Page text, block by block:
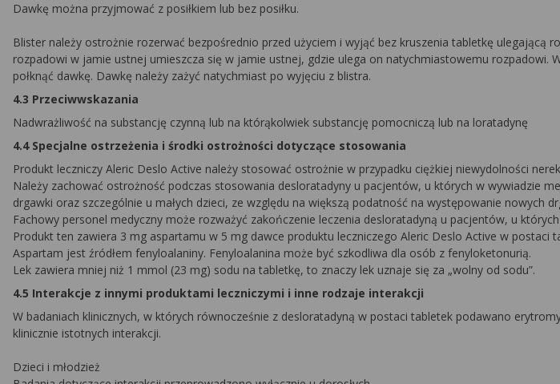
Dawkę można przyjmować z posiłkiem lub bez posiłku.
Blister należy ostrożnie rozerwać bezpośrednio przed użyciem i wyjąć bez kruszenia tabletkę ulegającą
rozpadowi w jamie ustnej umieszcza się w jamie ustnej, gdzie ulega on natychmiastowemu rozpadowi.
połknąć dawkę. Dawkę należy zażyć natychmiast po wyjęciu z blistra.
4.3 Przeciwwskazania
Nadwrażliwość na substancję czynną lub na którąkolwiek substancję pomocniczą lub na loratadynę
4.4 Specjalne ostrzeżenia i środki ostrożności dotyczące stosowania
Produkt leczniczy Aleric Deslo Active należy stosować ostrożnie w przypadku ciężkiej niewydolności
Należy zachować ostrożność podczas stosowania desloratadyny u pacjentów, u których w wywiadzie
drgawki oraz szczególnie u małych dzieci, ze względu na większą podatność na występowanie nowych
Fachowy personel medyczny może rozważyć zakończenie leczenia desloratadyną u pacjentów, u
Produkt ten zawiera 3 mg aspartamu w 5 mg dawce produktu leczniczego Aleric Deslo Active w postaci
Aspartam jest źródłem fenyloalaniny. Fenyloalanina może być szkodliwa dla osób z fenyloketonurią.
Lek zawiera mniej niż 1 mmol (23 mg) sodu na tabletkę, to znaczy lek uznaje się za „wolny od sodu”.
4.5 Interakcje z innymi produktami leczniczymi i inne rodzaje interakcji
W badaniach klinicznych, w których równocześnie z desloratadyną w postaci tabletek podawano
klinicznie istotnych interakcji.
Dzieci i młodzież